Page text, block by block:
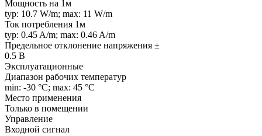
Мощность на 1м
typ: 10.7 W/m; max: 11 W/m
Ток потребления 1м
typ: 0.45 A/m; max: 0.46 A/m
Предельное отклонение напряжения ±
0.5 В
Эксплуатационные
Диапазон рабочих температур
min: -30 °C; max: 45 °C
Место применения
Только в помещении
Управление
Входной сигнал